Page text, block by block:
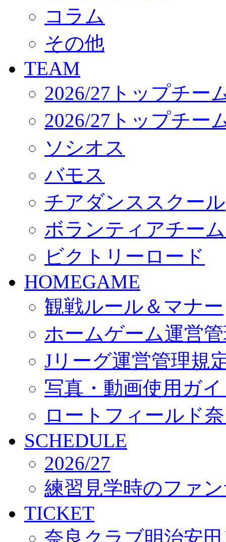
パートナー募集
クラブ理念
サステナビリティ
Web制作支援
応援プロジェクト
コラム
その他
TEAM
2026/27トップチー
2026/27トップチー
ソシオス
バモス
チアダンススクール
ボランティアチー
ビクトリーロード
HOMEGAME
観戦ルール＆マナー
ホームゲーム運営
Jリーグ運営管理規
写真・動画使用ガ
ロートフィールド
SCHEDULE
2026/27
練習見学時のファ
TICKET
奈良クラブ明治安